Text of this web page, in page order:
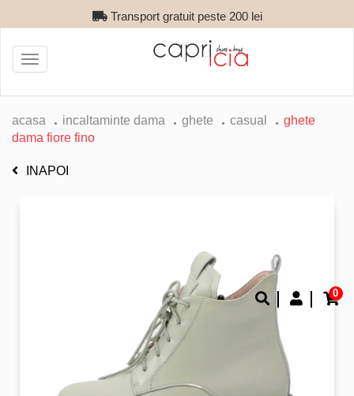
Transport gratuit peste 200 lei
0
Toggle
navigation
acasa incaltaminte dama ghete casual
ghete
dama fiore fino
INAPOI